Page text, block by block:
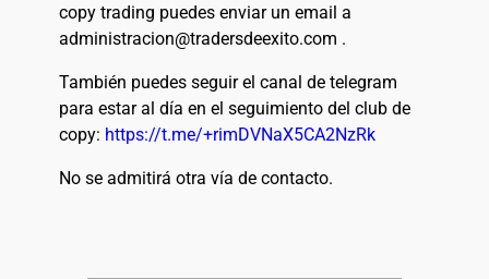
copy trading puedes enviar un email a
administracion@tradersdeexito.com .
También puedes seguir el canal de telegram
para estar al día en el seguimiento del club de
copy: https://t.me/+rimDVNaX5CA2NzRk
No se admitirá otra vía de contacto.